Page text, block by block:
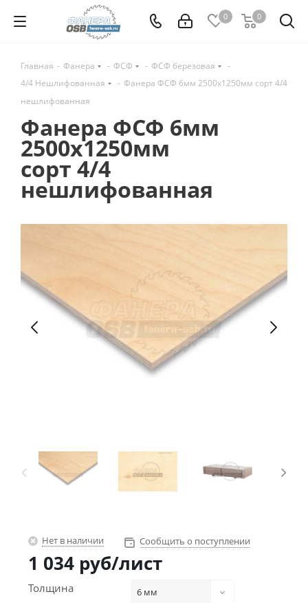
0 0
Главная - Фанера - ФСФ - ФСФ березовая
-
4/4 Нешлифованная
- Фанера ФСФ 6мм 2500х1250мм сорт 4/4
нешлифованная
Фанера ФСФ 6мм
2500х1250мм
сорт 4/4
нешлифованная
Нет в наличии Сообщить о поступлении
1 034 руб/лист
Толщина 6 мм